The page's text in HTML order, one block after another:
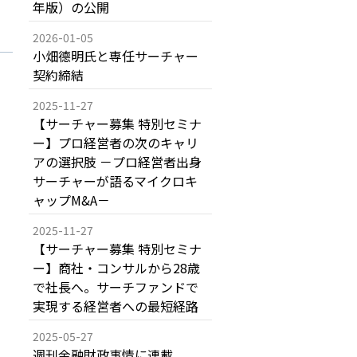
年版）の公開
2026-01-05
小畑德明氏と専任サーチャー
契約締結
2025-11-27
【サーチャー募集 特別セミナ
ー】プロ経営者の次のキャリ
アの選択肢 －プロ経営者出身
サーチャーが語るマイクロキ
ャップM&A－
2025-11-27
【サーチャー募集 特別セミナ
ー】商社・コンサルから28歳
で社長へ。サーチファンドで
実現する経営者への最短経路
2025-05-27